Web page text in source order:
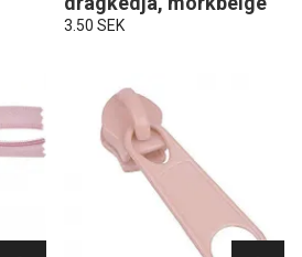
3.50 SEK